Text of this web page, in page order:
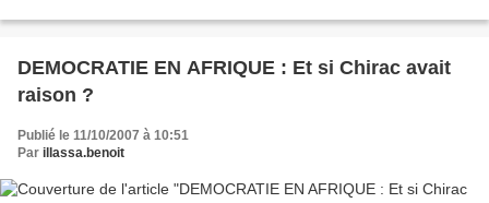
DEMOCRATIE EN AFRIQUE : Et si Chirac avait
raison ?
Publié le 11/10/2007 à 10:51
Par illassa.benoit